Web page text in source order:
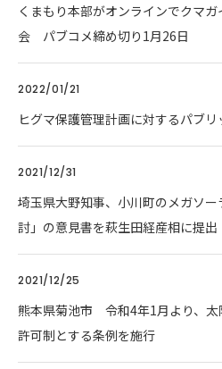
くまもり本部がオンラインでクマ
会 パブコメ締め切り1月26日
2022/01/21
ヒグマ保護管理計画に対するパブ
2021/12/31
埼玉県大野知事、小川町のメガソ
討」の意見書を萩生田経産相に提出
2021/12/25
熊本県菊池市 令和4年1月より、太
許可制とする条例を施行